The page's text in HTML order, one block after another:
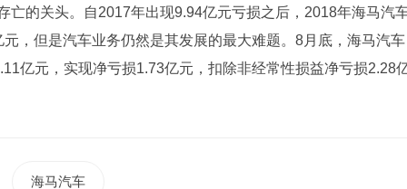
亡的关头。自2017年出现9.94亿元亏损之后，2018年海马汽
，但是汽车业务仍然是其发展的最大难题。8月底，海马汽车
亿元，实现净亏损1.73亿元，扣除非经常性损益净亏损2.28
海马汽车